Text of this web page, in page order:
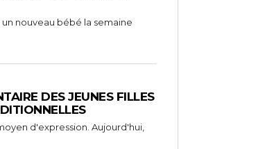
nouveau bébé la semaine
DES JEUNES FILLES
d'expression. Aujourd'hui,